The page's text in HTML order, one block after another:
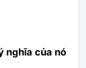
nghĩa của nó